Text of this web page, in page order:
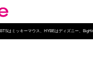
BTSはミッキーマウス、HYBEはディズニー、